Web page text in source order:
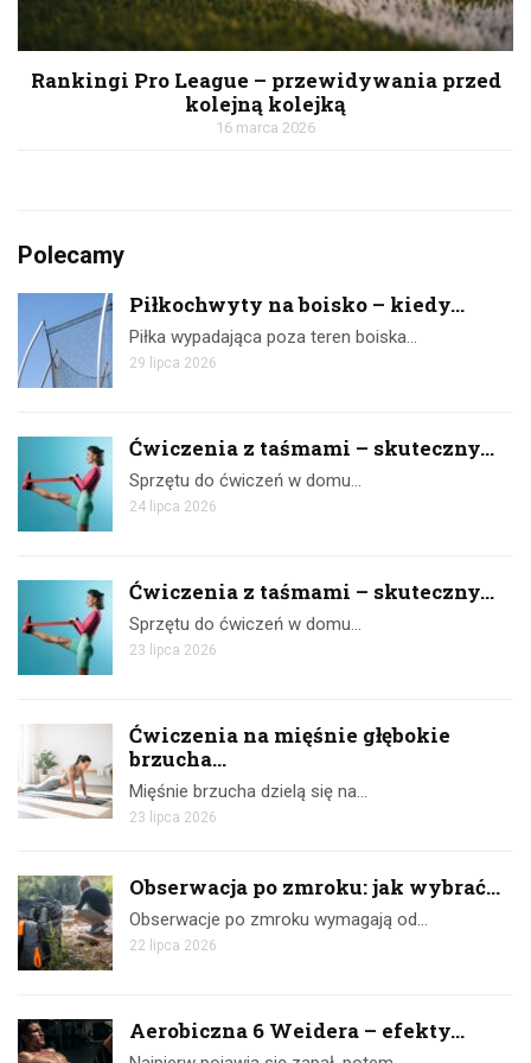
Rankingi Pro League – przewidywania przed
kolejną kolejką
16 marca 2026
Polecamy
Piłkochwyty na boisko – kiedy...
Piłka wypadająca poza teren boiska…
29 lipca 2026
Ćwiczenia z taśmami – skuteczny...
Sprzętu do ćwiczeń w domu…
24 lipca 2026
Ćwiczenia z taśmami – skuteczny...
Sprzętu do ćwiczeń w domu…
23 lipca 2026
Ćwiczenia na mięśnie głębokie
brzucha...
Mięśnie brzucha dzielą się na…
23 lipca 2026
Obserwacja po zmroku: jak wybrać...
Obserwacje po zmroku wymagają od…
22 lipca 2026
Aerobiczna 6 Weidera – efekty...